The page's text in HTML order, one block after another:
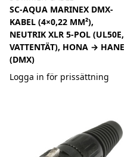
SC-AQUA MARINEX DMX-
KABEL (4×0,22 MM²),
NEUTRIK XLR 5-POL (UL50E,
VATTENTÄT), HONA → HANE
(DMX)
Logga in för prissättning